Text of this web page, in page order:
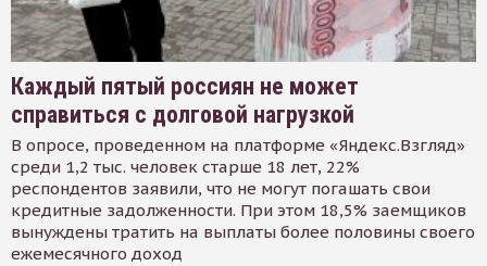
Каждый пятый россиян не может
справиться с долговой нагрузкой
В опросе, проведенном на платформе «Яндекс.Взгляд»
среди 1,2 тыс. человек старше 18 лет, 22%
респондентов заявили, что не могут погашать свои
кредитные задолженности. При этом 18,5% заемщиков
вынуждены тратить на выплаты более половины своего
ежемесячного доход